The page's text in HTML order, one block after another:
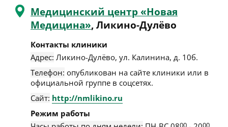
Медицинский центр «Новая
Медицина», Ликино-Дулёво
Контакты клиники
Адрес: Ликино-Дулёво, ул. Калинина, д. 10б.
Телефон: опубликован на сайте клиники или в
официальной группе в соцсетях.
Сайт: http://nmlikino.ru
Режим работы
00 00